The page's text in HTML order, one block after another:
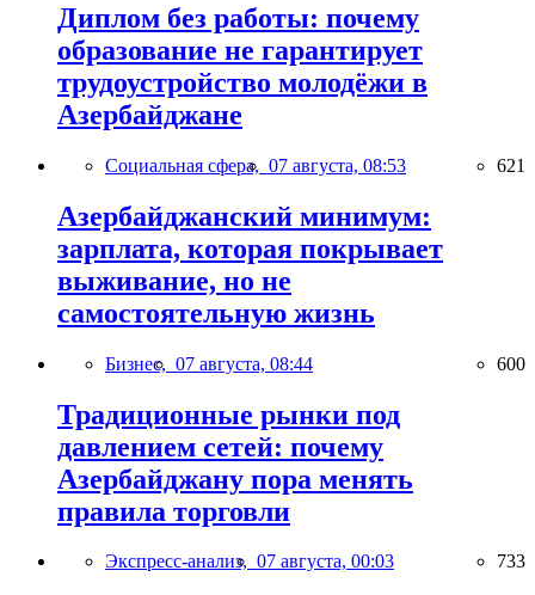
Диплом без работы: почему
образование не гарантирует
трудоустройство молодёжи в
Азербайджане
Социальная сфера, 07 августа, 08:53 621
Азербайджанский минимум:
зарплата, которая покрывает
выживание, но не
самостоятельную жизнь
Бизнес, 07 августа, 08:44 600
Традиционные рынки под
давлением сетей: почему
Азербайджану пора менять
правила торговли
Экспресс-анализ, 07 августа, 00:03 733